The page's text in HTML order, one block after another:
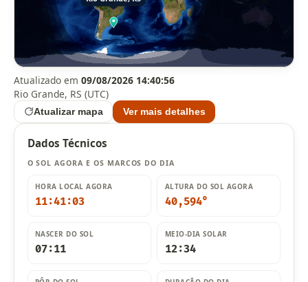
Atualizado em09/08/2026 14:40:56
Rio Grande, RS (UTC)
Atualizar mapa Ver mais detalhes
Dados Técnicos
O SOL AGORA E OS MARCOS DO DIA
HORA LOCAL AGORA
11:41:04
ALTURA DO SOL AGORA
40,595°
NASCER DO SOL
07:11
MEIO-DIA SOLAR
12:34